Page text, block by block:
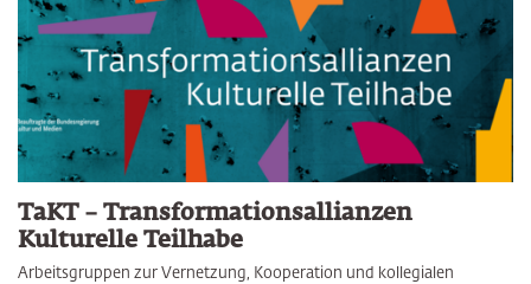
TaKT – Transformationsallianzen
Kulturelle Teilhabe
Arbeitsgruppen zur Vernetzung, Kooperation und kollegialen